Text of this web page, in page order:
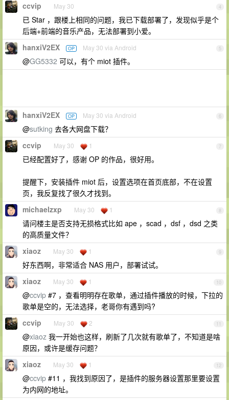
4
ccvip May 30
已 Star ，跟楼上相同的问题，我已下载部署了，发现似乎是个
后端+前端的音乐产品，无法部署到小爱。
5
hanxiV2EX OP May 30 via Android
@GG5332 可以，有个 miot 插件。
6
hanxiV2EX OP May 30 via Android
@sutking 去各大网盘下载？
7
ccvip May 30 1
已经配置好了，感谢 OP 的作品，很好用。
提醒下，安装插件 miot 后，设置选项在首页底部，不在设置
页，我反复找了很久才找到。
8
michaelzxp May 30 1
请问楼主是否支持无损格式比如 ape ，scad ，dsf ，dsd 之类
的高质量文件？
9
xiaoz May 30 1
好东西啊，非常适合 NAS 用户，部署试试。
10
xiaoz May 30 1
@ccvip #7 ，查看明明存在歌单，通过插件播放的时候，下拉的
歌单是空的，无法选择，老哥你有遇到吗?
11
ccvip May 30 2
@xiaoz 我一开始也这样，刷新了几次就有歌单了，不知道是啥
原因，或许是缓存问题？
12
xiaoz May 30 1
@ccvip #11 ，我找到原因了，是插件的服务器设置那里要设置
为内网的地址。